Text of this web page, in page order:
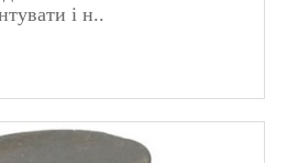
і н..